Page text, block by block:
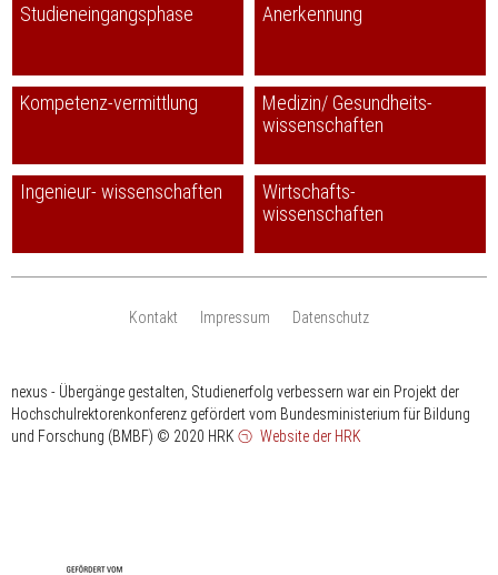
Studieneingangsphase Anerkennung
Kompetenz-vermittlung
Medizin/ Gesundheits-
wissenschaften
Ingenieur- wissenschaften
Wirtschafts-
wissenschaften
Kontakt Impressum Datenschutz
nexus - Übergänge gestalten, Studienerfolg verbessern war ein Projekt der
Hochschulrektorenkonferenz gefördert vom Bundesministerium für Bildung
und Forschung (BMBF) © 2020 HRK Website der HRK